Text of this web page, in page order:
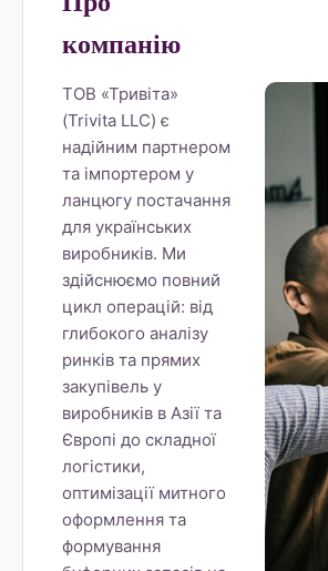
компанію
ТОВ «Тривіта»
(Trivita LLC) є
надійним партнером
та імпортером у
ланцюгу постачання
для українських
виробників. Ми
здійснюємо повний
цикл операцій: від
глибокого аналізу
ринків та прямих
закупівель у
виробників в Азії та
Європі до складної
логістики,
оптимізації митного
оформлення та
формування